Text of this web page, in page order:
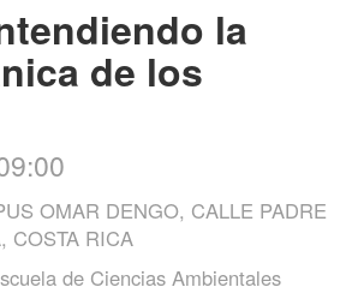
la
de los
OMAR DENGO, CALLE PADRE
COSTA RICA
de Ciencias Ambientales